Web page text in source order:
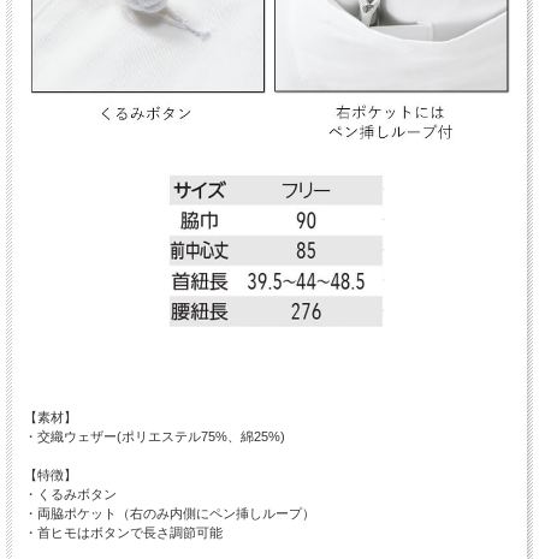
【素材】
・交織ウェザー(ポリエステル75%、綿25%)
【特徴】
・くるみボタン
・両脇ポケット（右のみ内側にペン挿しループ）
・首ヒモはボタンで長さ調節可能